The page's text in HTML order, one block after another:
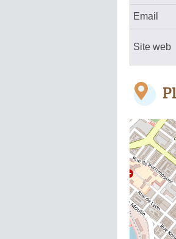
Email
Site web